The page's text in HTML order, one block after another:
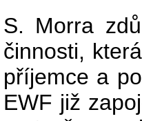
S. Morra
činnosti,
příjemce a
EWF již